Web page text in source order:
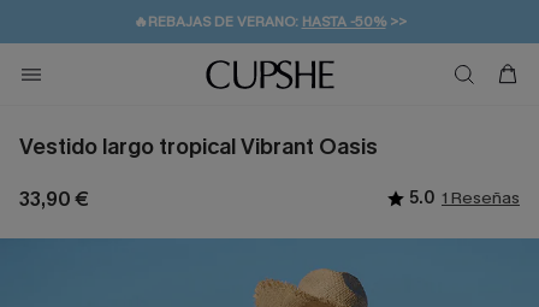
👒PROMOCIÓN DE VERANO:-10% EN 2 VESTIDOS
💌¡SUSCRIBIRSE & GANAR -10% EXTRA!
🚚ENVÍO GRATUITO A PARTIR DE 49 € >>
Vestido largo tropical Vibrant Oasis
33,90 € 5.0 1 Reseñas